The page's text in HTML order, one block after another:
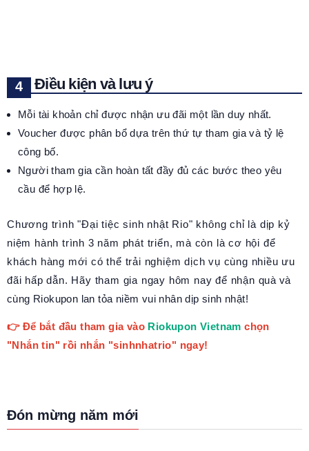
Điều kiện và lưu ý
Mỗi tài khoản chỉ được nhận ưu đãi một lần duy nhất.
Voucher được phân bổ dựa trên thứ tự tham gia và tỷ lệ
công bố.
Người tham gia cần hoàn tất đầy đủ các bước theo yêu
cầu để hợp lệ.
Chương trình "Đại tiệc sinh nhật Rio" không chỉ là dịp kỷ
niệm hành trình 3 năm phát triển, mà còn là cơ hội để
khách hàng mới có thể trải nghiệm dịch vụ cùng nhiều ưu
đãi hấp dẫn. Hãy tham gia ngay hôm nay để nhận quà và
cùng Riokupon lan tỏa niềm vui nhân dịp sinh nhật!
👉 Để bắt đầu tham gia vào Riokupon Vietnam chọn
"Nhắn tin" rồi nhắn "sinhnhatrio" ngay!
Đón mừng năm mới